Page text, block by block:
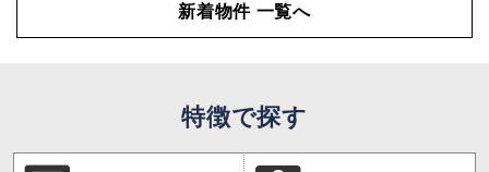
新着物件 一覧へ
特徴で探す